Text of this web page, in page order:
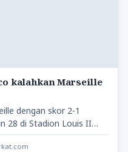
kalahkan Marseille
dengan skor 2-1
28 di Stadion Louis II